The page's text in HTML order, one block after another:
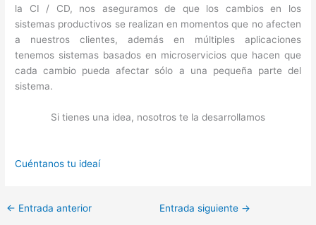
la CI / CD, nos aseguramos de que los cambios en los
sistemas productivos se realizan en momentos que no afecten
a nuestros clientes, además en múltiples aplicaciones
tenemos sistemas basados en microservicios que hacen que
cada cambio pueda afectar sólo a una pequeña parte del
sistema.
Si tienes una idea, nosotros te la desarrollamos
Cuéntanos tu ideaí
← Entrada anterior Entrada siguiente →